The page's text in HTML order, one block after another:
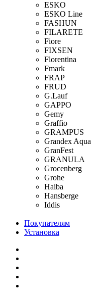
ESKO
ESKO Line
FASHUN
FILARETE
Fiore
FIXSEN
Florentina
Fmark
FRAP
FRUD
G.Lauf
GAPPO
Gemy
Graffio
GRAMPUS
Grandex Aqua
GranFest
GRANULA
Grocenberg
Grohe
Haiba
Hansberge
Iddis
Покупателям
Установка